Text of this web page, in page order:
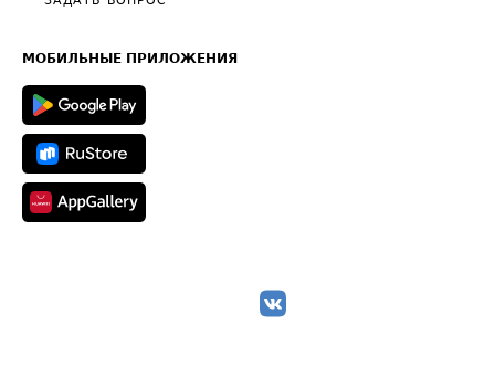
Техническая информация
МОБИЛЬНЫЕ ПРИЛОЖЕНИЯ